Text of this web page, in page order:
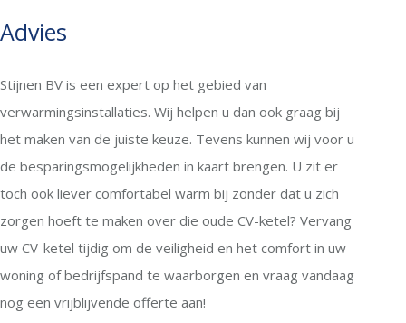
Advies
Stijnen BV is een expert op het gebied van
verwarmingsinstallaties. Wij helpen u dan ook graag bij
het maken van de juiste keuze. Tevens kunnen wij voor u
de besparingsmogelijkheden in kaart brengen. U zit er
toch ook liever comfortabel warm bij zonder dat u zich
zorgen hoeft te maken over die oude CV-ketel? Vervang
uw CV-ketel tijdig om de veiligheid en het comfort in uw
woning of bedrijfspand te waarborgen en vraag vandaag
nog een vrijblijvende offerte aan!